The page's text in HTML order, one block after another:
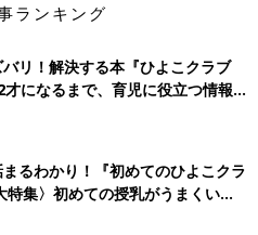
ランキング
リ！解決する本『ひよこクラブ
になるまで、育児に役立つ情報が
るわかり！『初めてのひよこクラ
特集〉初めての授乳がうまくい
クの基本と夏のトラブル 解決テ